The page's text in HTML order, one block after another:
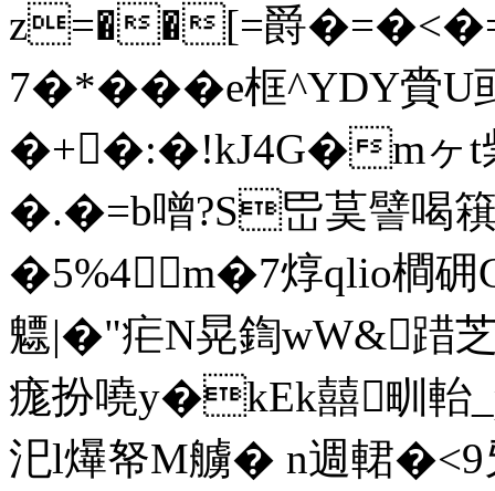
z=��[=爵
7�*���e框^YDY
�+�:�!kJ4G�mヶ
�.�=b噌?S岊茣譬喝簯
�5%4m�7焞qlio橺
魒|�"疟N晃鍧wW&踖
痝扮嘵y�kEk囍甽軩
汜l爗帑M艣� n週輑